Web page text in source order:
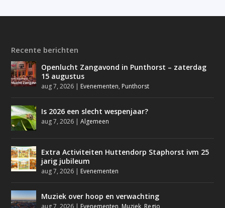
Recente berichten
Openlucht Zangavond in Punthorst – zaterdag
15 augustus
aug 7, 2026 | Evenementen, Punthorst
Is 2026 een slecht wespenjaar?
aug 7, 2026 |Algemeen
Extra Activiteiten Huttendorp Staphorst ivm 25
jarig jubileum
aug 7, 2026 | Evenementen
Muziek over hoop en verwachting